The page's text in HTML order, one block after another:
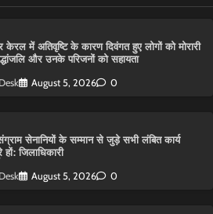
में अतिवृष्टि के कारण दिवंगत हुए लोगों को मोरारी
और उनके परिजनों को सहायता
August 5, 2026 0
सेनानियों के सम्मान से जुड़े सभी लंबित कार्य
जिलाधिकारी
August 5, 2026 0